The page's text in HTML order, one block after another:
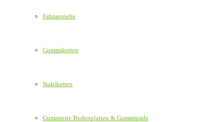
Fahrantriebe
Gummiketten
Stahlketten
Gummierte Bodenplatten & Gummipads